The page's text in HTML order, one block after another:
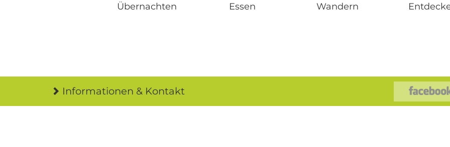
Übernachten Essen Wandern
Informationen & Kontakt